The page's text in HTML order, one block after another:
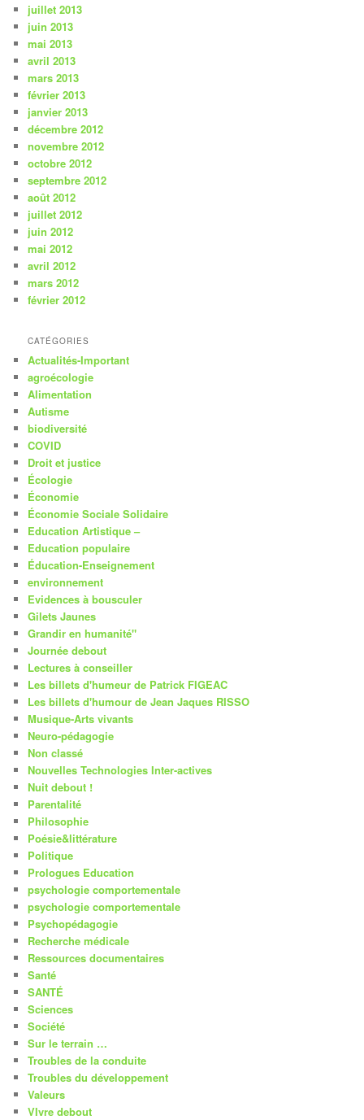
juillet 2013
juin 2013
mai 2013
avril 2013
mars 2013
février 2013
janvier 2013
décembre 2012
novembre 2012
octobre 2012
septembre 2012
août 2012
juillet 2012
juin 2012
mai 2012
avril 2012
mars 2012
février 2012
CATÉGORIES
Actualités-Important
agroécologie
Alimentation
Autisme
biodiversité
COVID
Droit et justice
Écologie
Économie
Économie Sociale Solidaire
Education Artistique –
Education populaire
Éducation-Enseignement
environnement
Evidences à bousculer
Gilets Jaunes
Grandir en humanité"
Journée debout
Lectures à conseiller
Les billets d'humeur de Patrick FIGEAC
Les billets d'humour de Jean Jaques RISSO
Musique-Arts vivants
Neuro-pédagogie
Non classé
Nouvelles Technologies Inter-actives
Nuit debout !
Parentalité
Philosophie
Poésie&littérature
Politique
Prologues Education
psychologie comportementale
psychologie comportementale
Psychopédagogie
Recherche médicale
Ressources documentaires
Santé
SANTÉ
Sciences
Société
Sur le terrain …
Troubles de la conduite
Troubles du développement
Valeurs
VIvre debout